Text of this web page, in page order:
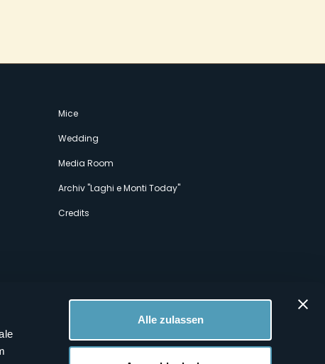
Alle zulassen
Mice
Wedding
Media Room
Archiv "Laghi e Monti Today"
Credits
Profilen